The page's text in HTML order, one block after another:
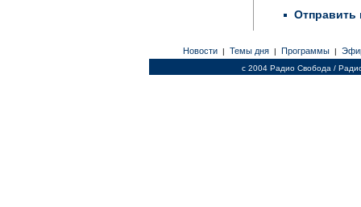
Отправить
Новости | Темы дня | Программы |
c 2004 Радио Свобода /